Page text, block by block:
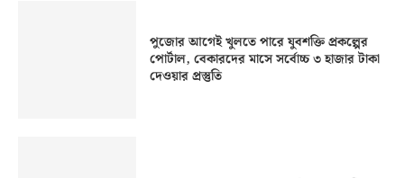
পুজোর আগেই খুলতে পারে যুবশক্তি প্রকল্পের
পোর্টাল, বেকারদের মাসে সর্বোচ্চ ৩ হাজার টাকা
দেওয়ার প্রস্তুতি